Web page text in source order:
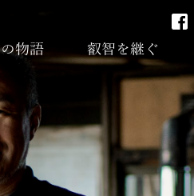
物語 叡智を継ぐ